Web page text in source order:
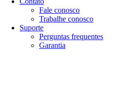
Fale conosco
Trabalhe conosco
Suporte
Perguntas frequentes
Garantia